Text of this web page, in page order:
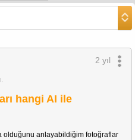
2 yıl
hangi AI ile
olduğunu anlayabildiğim fotoğraflar